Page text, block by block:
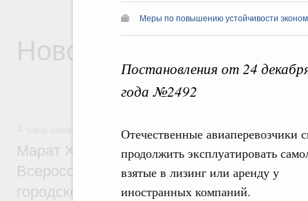
Меры по повышению устойчивости
Постановления от 24
года №2492
Отечественные авиаперевозчики
продолжить эксплуатировать
взятые в лизинг или аренду у
иностранных компаний.
Новости
Экономика городов. Городская среда
Марат Хуснуллин провёл заседание
Всероссийского конкурса лучших
городской среды